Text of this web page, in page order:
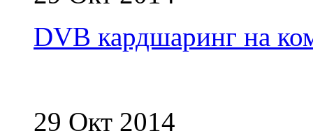
DVB кардшаринг на
29 Окт 2014